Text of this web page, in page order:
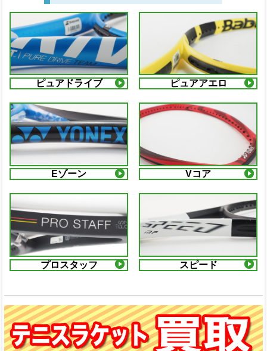
ピュアドライブ ピュアアエロ
Eゾーン Vコア
プロスタッフ スピード